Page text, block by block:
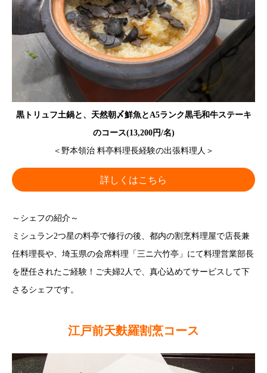
黒トリュフ土鍋と、天然朝〆鮮魚とA5ランク黒毛和牛ステーキ
のコース(13,200円/名)
＜野本領治 料亭料理長経験の出張料理人＞
詳しくはこちら
～シェフの紹介～
ミシュラン2つ星の料亭で修行の後、都内の割烹料理屋で店長兼
任料理長や、埼玉県の会席料理「三ニ六竹亭」にて料理営業部長
を歴任されたご経験！ご夫婦2人で、真心込めてサービスして下
さるシェフです。
江戸前天麩羅割烹コース